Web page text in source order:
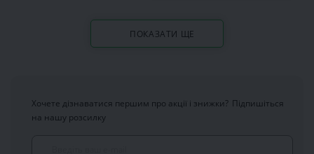
ПОКАЗАТИ ЩЕ
Хочете дізнаватися першим про акції і знижки? Підпишіться
на нашу розсилку